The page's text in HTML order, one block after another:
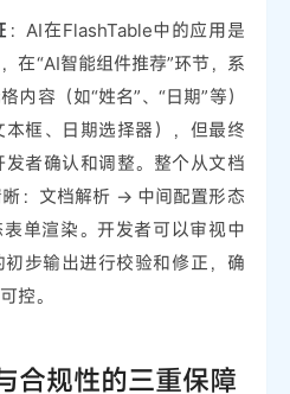
：AI在FlashTable中的应用是
在“AI智能组件推荐”环节，系
内容（如“姓名”、“日期”等）
框、日期选择器），但最终
者确认和调整。整个从文档
：文档解析 -> 中间配置形态
表单渲染。开发者可以审视中
步输出进行校验和修正，确
控。
合规性的三重保障